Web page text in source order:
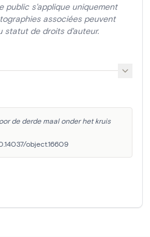
public s'applique uniquement
associées peuvent
statut de droits d'auteur.
de derde maal onder het kruis
object.16609